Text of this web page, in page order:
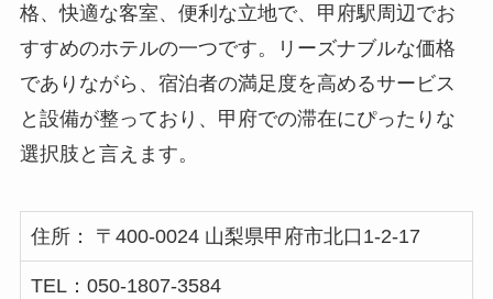
格、快適な客室、便利な立地で、甲府駅周辺でお
すすめのホテルの一つです。リーズナブルな価格
でありながら、宿泊者の満足度を高めるサービス
と設備が整っており、甲府での滞在にぴったりな
選択肢と言えます。
住所： 〒400-0024 山梨県甲府市北口1-2-17
TEL：050-1807-3584